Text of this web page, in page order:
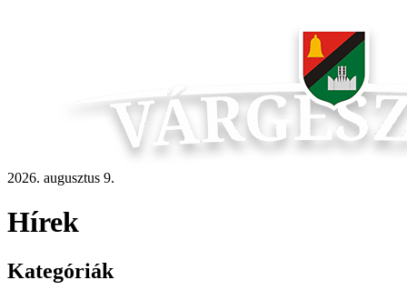
2026. augusztus 9.
Hírek
Kategóriák